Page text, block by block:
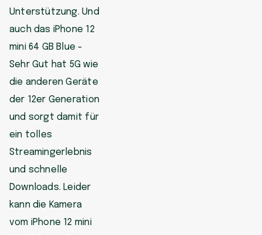
Unterstützung. Und
auch das iPhone 12
mini 64 GB Blue -
Sehr Gut hat 5G wie
die anderen Geräte
der 12er Generation
und sorgt damit für
ein tolles
Streamingerlebnis
und schnelle
Downloads. Leider
kann die Kamera
vom iPhone 12 mini